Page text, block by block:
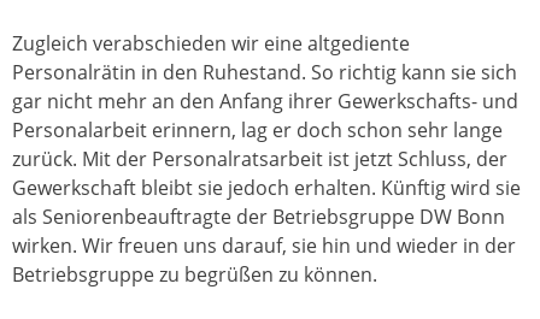
Zugleich verabschieden wir eine altgediente
Personalrätin in den Ruhestand. So richtig kann sie sich
gar nicht mehr an den Anfang ihrer Gewerkschafts- und
Personalarbeit erinnern, lag er doch schon sehr lange
zurück. Mit der Personalratsarbeit ist jetzt Schluss, der
Gewerkschaft bleibt sie jedoch erhalten. Künftig wird sie
als Seniorenbeauftragte der Betriebsgruppe DW Bonn
wirken. Wir freuen uns darauf, sie hin und wieder in der
Betriebsgruppe zu begrüßen zu können.